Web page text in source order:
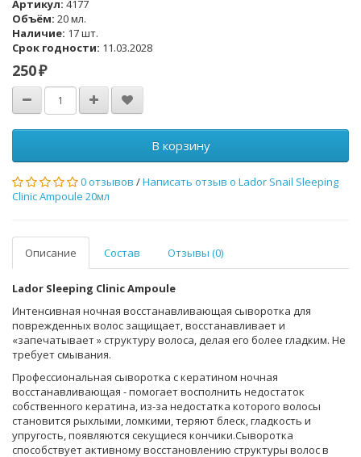
Артикул: 4177
Объём: 20 мл.
Наличие: 17 шт.
Срок годности: 11.03.2028
250 ₽
В корзину
0 отзывов /Написать отзыв о Lador Snail Sleeping
Clinic Ampoule 20мл
Описание Состав Отзывы (0)
Lador Sleeping Clinic Ampoule
Интенсивная ночная восстанавливающая сыворотка для
поврежденных волос защищает, восстанавливает и
«запечатывает » структуру волоса, делая его более гладким. Не
требует смывания.
Профессиональная сыворотка с кератином ночная
восстанавливающая - помогает восполнить недостаток
собственного кератина, из-за недостатка которого волосы
становится рыхлыми, ломкими, теряют блеск, гладкость и
упругость, появляются секущиеся кончики.Сыворотка
способствует активному восстановлению структуры волос в